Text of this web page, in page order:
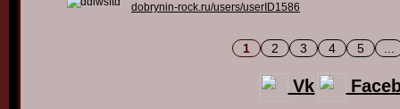
dobrynin-rock.ru/users/userID1586
1 2 3 4 5
Vk